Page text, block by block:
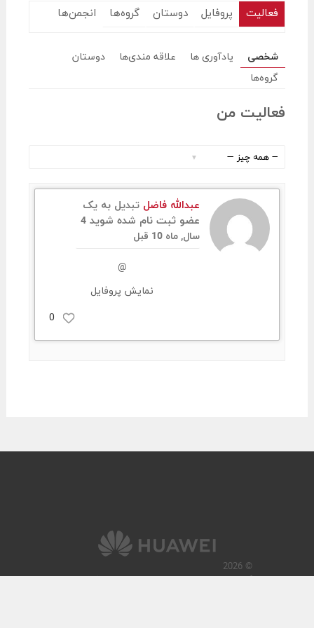
فعالیت پروفایل دوستان گروه‌ها انجمن‌ها
شخصی یادآوری ها علاقه مندی‌ها
دوستان
گروه‌ها
فعالیت من
عبدالله فاضل تبدیل به یک
عضو ثبت نام شده شوید4
سال, ماه 10 قبل
@
نمایش پروفایل
0
© 2026
کلیه حقوق این وب‌سایت برای هواوی محفوظ است